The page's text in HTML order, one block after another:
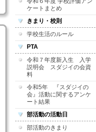
ケートまとめ
きまり・校則
学校生活のルール
PTA
令和７年度新入生 入学
説明会 スダジイの会資
料
令和5年 『スダジイの
会』活動に関するアンケ
ート結果
部活動の活動日
部活動のきまり